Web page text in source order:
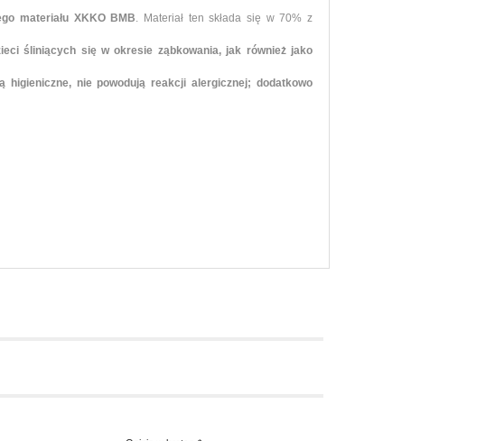
materiału XKKO BMB. Materiał ten składa się w 70% z
śliniących się w okresie ząbkowania, jak również jako
higieniczne, nie powodują reakcji alergicznej; dodatkowo